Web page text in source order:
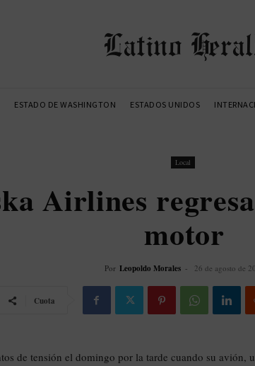
Latino
ESTADO DE WASHINGTON ESTADOS UNIDOS
Local
Airlines
motor
Por Leopoldo Morales - 26 de agosto de
Cuota
de tensión el domingo por la tarde cuando su avión,